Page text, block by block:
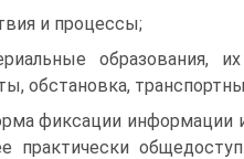
и процессы;
образования,
обстановка,
фиксации информации
практически